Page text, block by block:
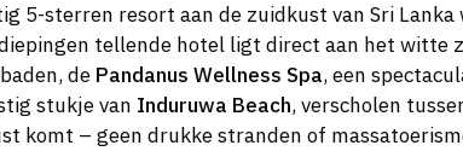
5-sterren resort aan de zuidkust van Sri
tellende hotel ligt direct aan het witte
de Pandanus Wellness Spa, een
stukje van Induruwa Beach, verscholen
komt – geen drukke stranden of